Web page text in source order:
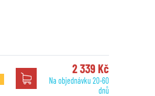
2 339 Kč
Na objednávku 20-60
dnů